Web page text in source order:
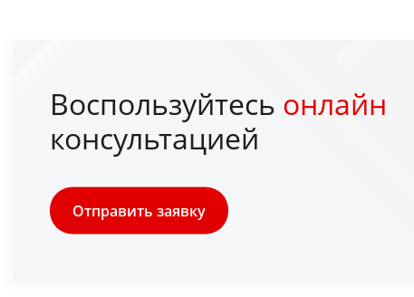
Воспользуйтесь онлайн
консультацией
Отправить заявку